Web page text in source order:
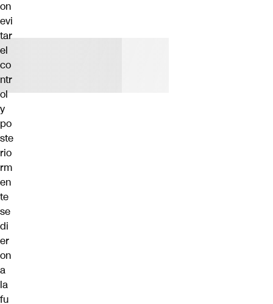
on
evi
tar
el
co
ntr
ol
y
po
ste
rio
rm
en
te
se
di
er
on
a
la
fu